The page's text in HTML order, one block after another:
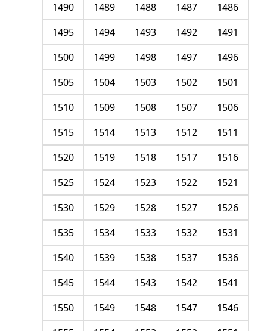
1486
1487
1488
1489
1490
1491
1492
1493
1494
1495
1496
1497
1498
1499
1500
1501
1502
1503
1504
1505
1506
1507
1508
1509
1510
1511
1512
1513
1514
1515
1516
1517
1518
1519
1520
1521
1522
1523
1524
1525
1526
1527
1528
1529
1530
1531
1532
1533
1534
1535
1536
1537
1538
1539
1540
1541
1542
1543
1544
1545
1546
1547
1548
1549
1550